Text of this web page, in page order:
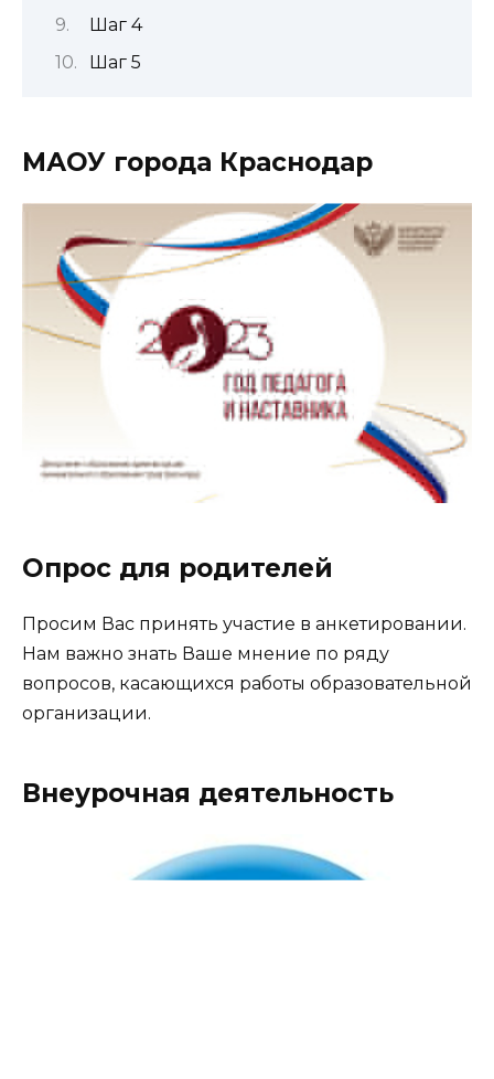
Шаг 4
Шаг 5
МАОУ города Краснодар
Опрос для родителей
Просим Вас принять участие в анкетировании.
Нам важно знать Ваше мнение по ряду
вопросов, касающихся работы образовательной
организации.
Внеурочная деятельность